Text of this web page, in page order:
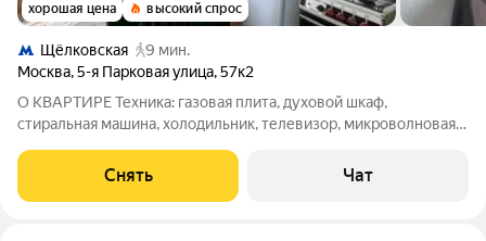
хорошая цена высокий спрос
Щёлковская
9 мин.
Москва,5-я Парковая улица,57к2
О КВАРТИРЕ Техника: газовая плита, духовой шкаф,
стиральная машина, холодильник, телевизор, микроволновая
обувница, тумбочка, раскладной диван, кровать, тумба под
телевизор, распашной шкаф
Снять Чат